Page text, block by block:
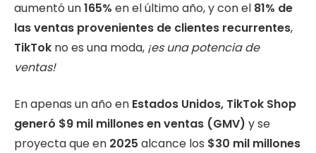
aumentó un165% en el último año, y con el 81% de
las ventas provenientes de clientes recurrentes,
TikTok no es una moda, ¡es una potencia de
ventas!
En apenas un año en Estados Unidos, TikTok Shop
generó $9 mil millones en ventas (GMV) y se
proyecta que en 2025 alcance los $30 mil millones